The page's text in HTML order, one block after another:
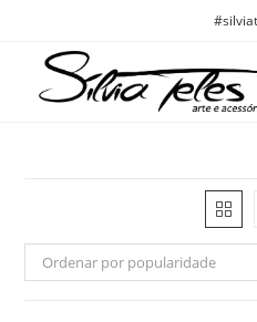
Ordenar por popularidade